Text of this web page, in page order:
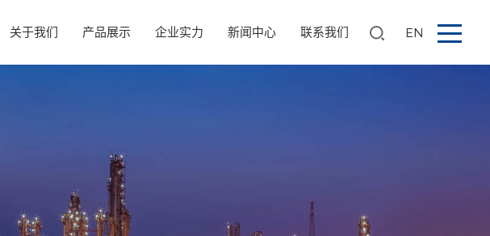
搜索 EN
关于我们 产品展示 企业实力 新闻中心 联系我们